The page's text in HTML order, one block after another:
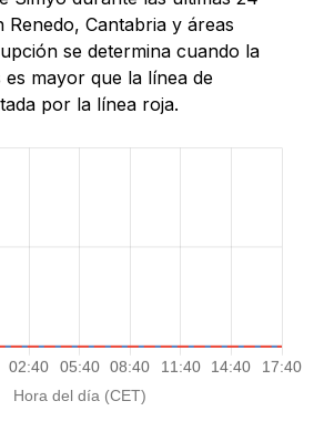
Renedo, Cantabria y áreas
se determina cuando la
mayor que la línea de
por la línea roja.